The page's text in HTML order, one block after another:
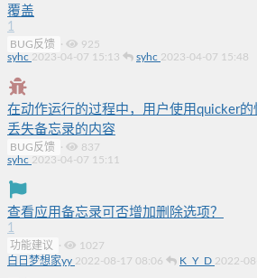
覆盖
1
BUG反馈 ·
925
syhc 2023-04-07 15:13 syhc 2023-04-07 15:48
在动作运行的过程中，用户使用quicker
丢失备忘录的内容
BUG反馈 ·
837
syhc 2023-04-07 15:11
查看应用备忘录可否增加删除选项？
1
功能建议 ·
1027
白日梦想家yy 2022-08-17 08:06 K_Y_D 2022-